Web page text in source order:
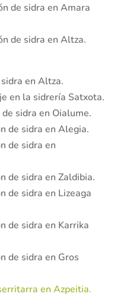
de sidra en Amara
de sidra en Altza.
en Altza.
en la sidrería Satxota.
sidra en Oialume.
de sidra en Alegia.
de sidra en
de sidra en Zaldibia.
de sidra en Lizeaga
de sidra en Karrika
de sidra en Gros
en Azpeitia.